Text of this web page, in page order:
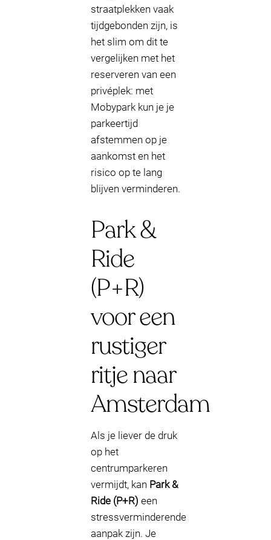
straatplekken vaak
tijdgebonden zijn, is
het slim om dit te
vergelijken met het
reserveren van een
privéplek: met
Mobypark kun je je
parkeertijd
afstemmen op je
aankomst en het
risico op te lang
blijven verminderen.
Park &
Ride
(P+R)
voor een
rustiger
ritje naar
Amsterdam
Als je liever de druk
op het
centrumparkeren
vermijdt, kan Park &
Ride (P+R) een
stressverminderende
aanpak zijn. Je